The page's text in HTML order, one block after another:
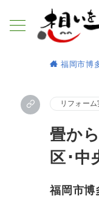
福岡市博
リフォーム
畳か
区･中
福岡市博